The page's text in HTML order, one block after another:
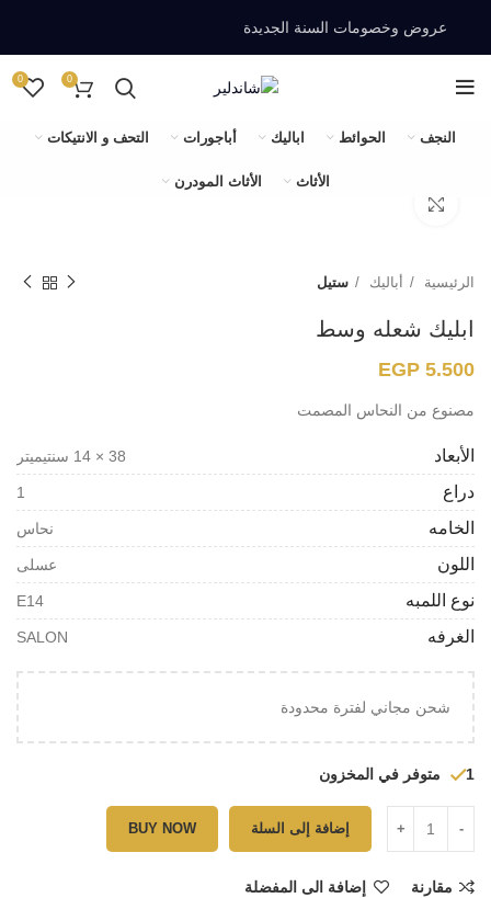
0
0
النجف الحوائط اباليك أباجورات التحف و الانتيكات
الأثاث
الأثاث المودرن
الرئيسية أباليك ستيل
ابليك شعله وسط
EGP 5.500
مصنوع من النحاس المصمت
الأبعاد 38 × 14 سنتيميتر
دراع 1
الخامه نحاس
اللون عسلى
نوع اللمبه E14
الغرفه SALON
شحن مجاني لفترة محدودة
1 متوفر في المخزون
إضافة إلى السلة BUY NOW
مقارنة إضافة الى المفضلة
عروض وخصومات السنة الجديدة